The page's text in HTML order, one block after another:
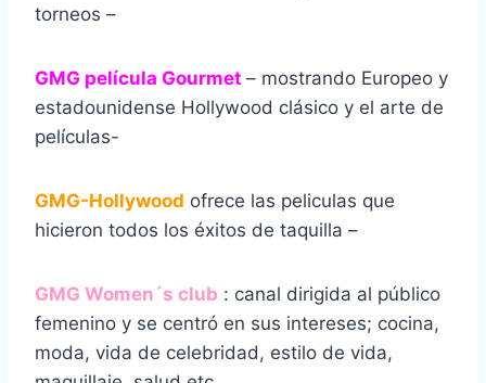
torneos –
GMG película Gourmet – mostrando Europeo y
estadounidense Hollywood clásico y el arte de
películas-
GMG-Hollywood ofrece las peliculas que
hicieron todos los éxitos de taquilla –
GMG Women´s club : canal dirigida al público
femenino y se centró en sus intereses; cocina,
moda, vida de celebridad, estilo de vida,